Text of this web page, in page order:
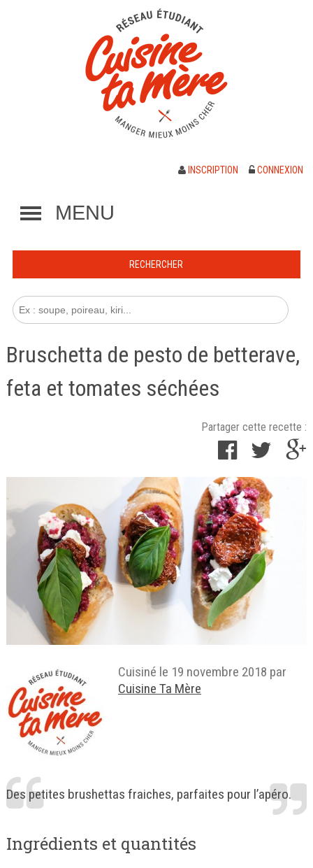
INSCRIPTION CONNEXION
MENU
Bruschetta de pesto de betterave,
feta et tomates séchées
Partager cette recette :
Cuisiné le 19 novembre 2018 par
Cuisine Ta Mère
Des petites brushettas fraiches, parfaites pour l’apéro.
Ingrédients et quantités